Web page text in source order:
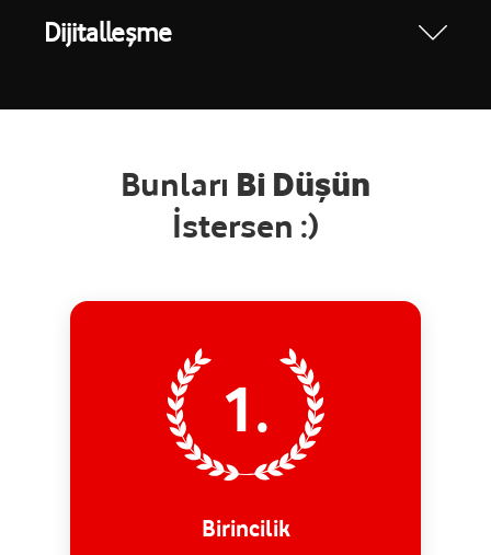
Dijitalleşme
Bunları Bi Düşün
İstersen :)
1.
Birincilik